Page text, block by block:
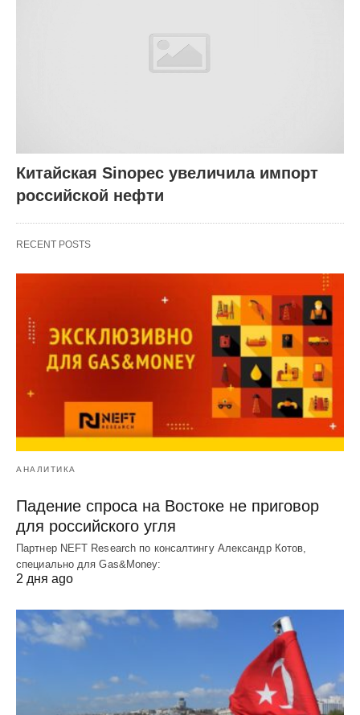
Китайская Sinopec увеличила импорт
российской нефти
RECENT POSTS
АНАЛИТИКА
Падение спроса на Востоке не приговор
для российского угля
Партнер NEFT Research по консалтингу Александр Котов,
специально для Gas&Money:
2 дня ago